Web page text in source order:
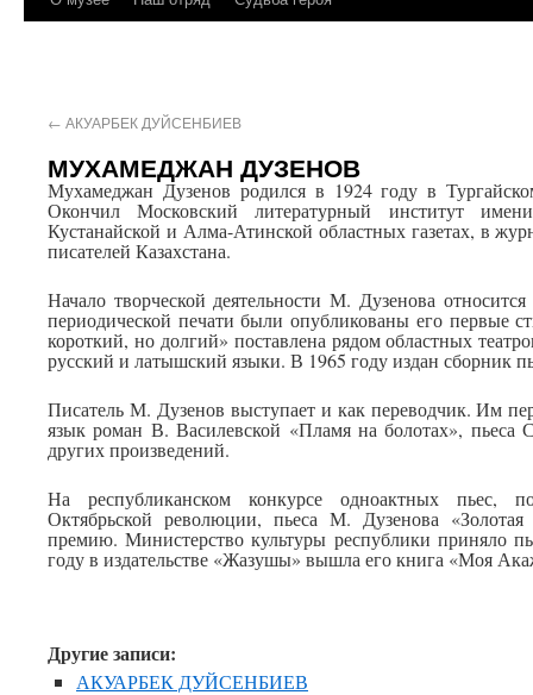
← АКУАРБЕК ДУЙСЕНБИЕВ
МУХАМЕДЖАН ДУЗЕНОВ
Мухамеджан Дузенов родился в 1924 году в
Окончил Московский литературный институт
Кустанайской и Алма-Атинской областных газетах, в
писателей Казахстана.
Начало творческой деятельности М. Дузенова
периодической печати были опубликованы его первые
короткий, но долгий» поставлена рядом областных
русский и латышский языки. В 1965 году издан сборник
Писатель М. Дузенов выступает и как переводчик. Им
язык роман В. Василевской «Пламя на болотах»,
других произведений.
На республиканском конкурсе одноактных пьес,
Октябрьской революции, пьеса М. Дузенова
премию. Министерство культуры республики приняло
году в издательстве «Жазушы» вышла его книга «Моя
Другие записи:
АКУАРБЕК ДУЙСЕНБИЕВ